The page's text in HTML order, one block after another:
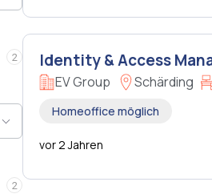
2
2
Identity & Access
EV Group Schärding
Homeoffice möglich
vor 2 Jahren